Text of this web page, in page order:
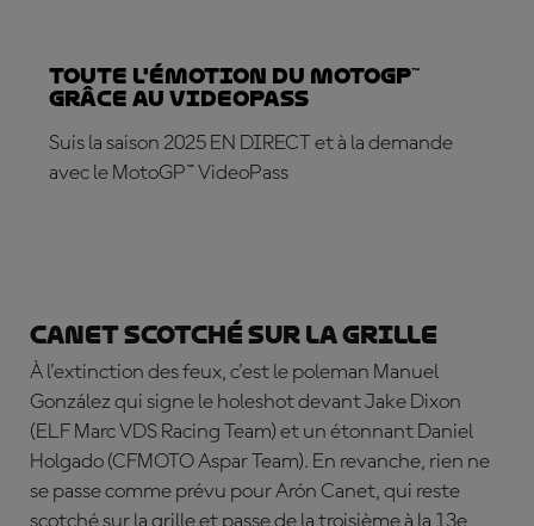
Toute l'émotion du MotoGP™
grâce au VideoPass
Suis la saison 2025 EN DIRECT et à la demande
avec le MotoGP™ VideoPass
Canet scotché sur la grille
À l'extinction des feux, c'est le poleman Manuel
González qui signe le holeshotdevantJake Dixon
(ELF Marc VDS Racing Team) et un étonnant Daniel
Holgado (CFMOTO Aspar Team). En revanche, rien ne
se passe comme prévu pour Arón Canet, qui reste
scotché sur la grille et passe de la troisième à la 13e